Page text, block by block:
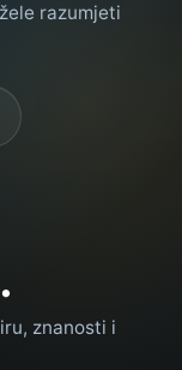
razumjeti
znanosti i